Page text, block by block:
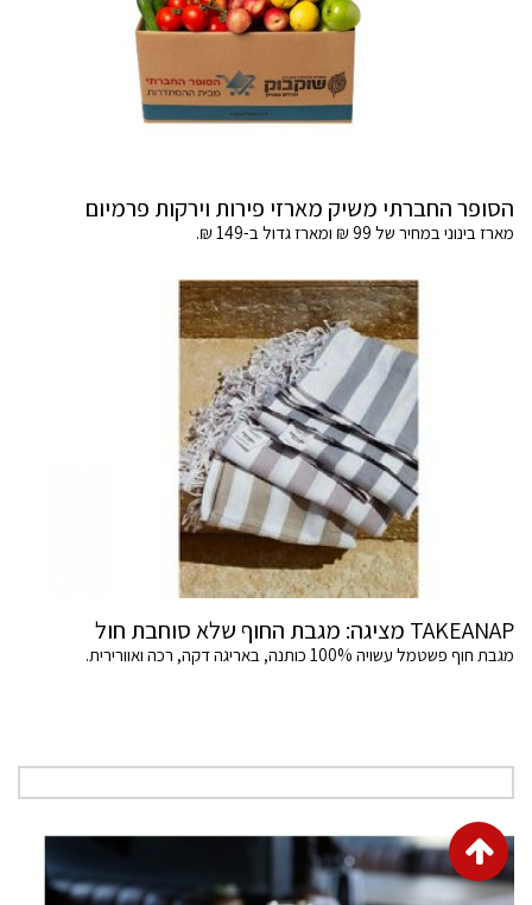
הסופר החברתי משיק מארזי פירות וירקות פרמיום
מארז בינוני במחיר של 99 ₪ ומארז גדול ב-149 ₪.
TAKEANAP מציגה: מגבת החוף שלא סוחבת חול
מגבת חוף פשטמל עשויה 100% כותנה, באריגה דקה, רכה ואוורירית.
גלילה
לראש